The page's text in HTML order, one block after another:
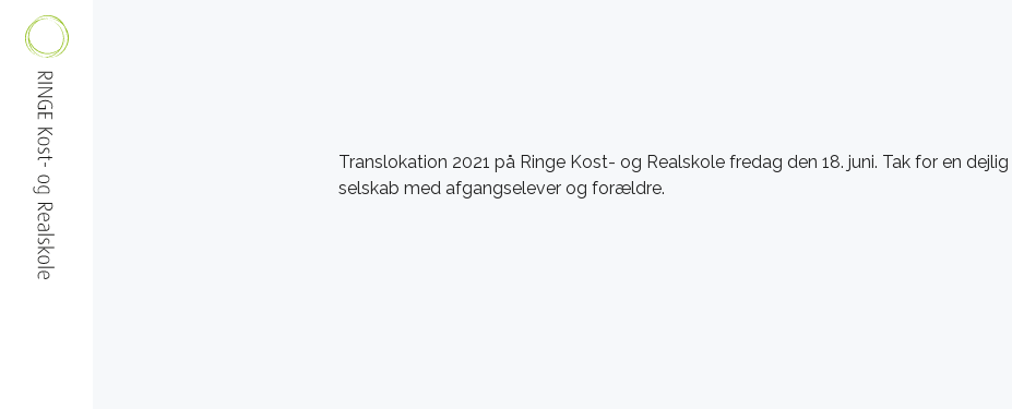
Translokation 2021 på Ringe Kost- og Realskole fredag den 18. juni. Tak for en
selskab med afgangselever og forældre.